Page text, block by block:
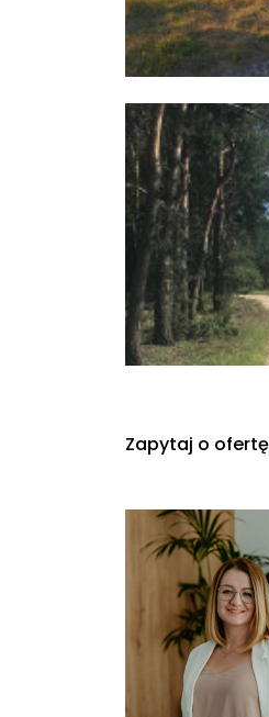
Zapytaj o ofertę